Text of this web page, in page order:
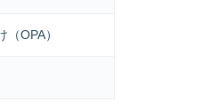
OPA）